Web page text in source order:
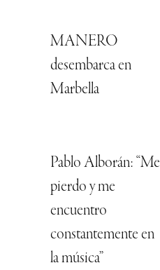
MANERO
desembarca en
Marbella
Pablo Alborán: “Me
pierdo y me
encuentro
constantemente en
la música”